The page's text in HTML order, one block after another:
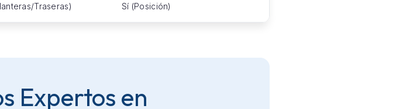
Traseras) Sí (Posición)
Expertos en